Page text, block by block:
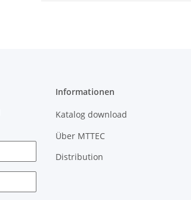
Informationen
Katalog download
Über MTTEC
Distribution